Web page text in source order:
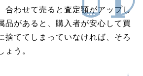
合わせて売ると査定額がアップし
品があると、購入者が安心して買
捨ててしまっていなければ、そろ
ょう。